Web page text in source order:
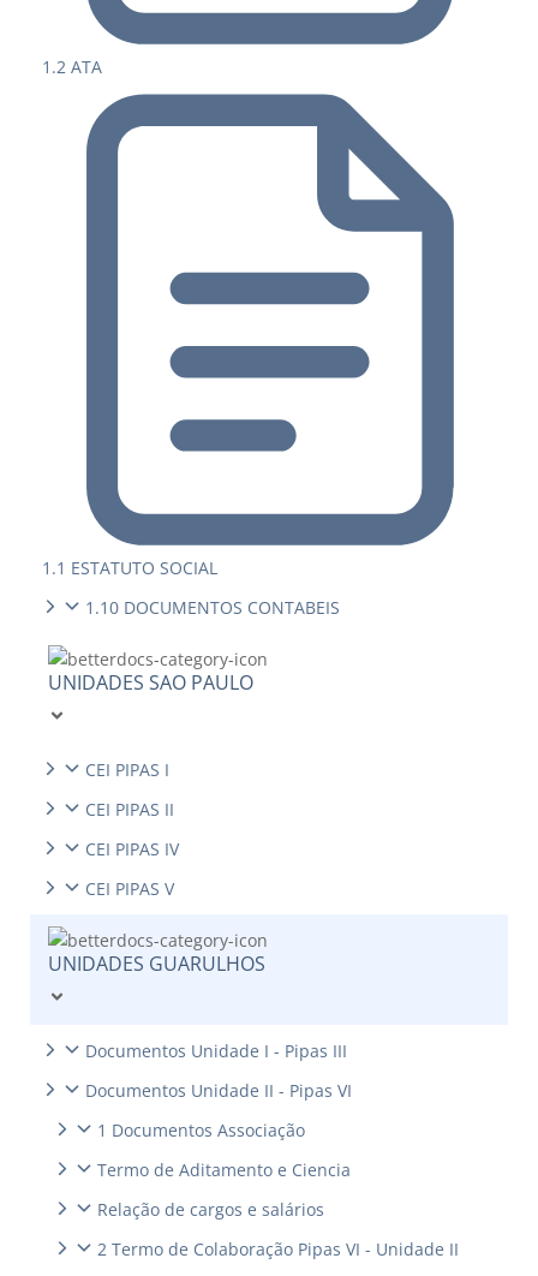
1.2 ATA
1.1 ESTATUTO SOCIAL
1.10 DOCUMENTOS CONTABEIS
UNIDADES SAO PAULO
CEI PIPAS I
CEI PIPAS II
CEI PIPAS IV
CEI PIPAS V
UNIDADES GUARULHOS
Documentos Unidade I - Pipas III
Documentos Unidade II - Pipas VI
1 Documentos Associação
Termo de Aditamento e Ciencia
Relação de cargos e salários
2 Termo de Colaboração Pipas VI - Unidade II